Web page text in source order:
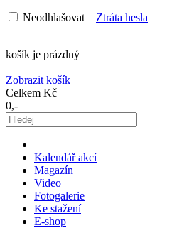
Neodhlašovat Ztráta hesla
košík je prázdný
Zobrazit košík
Celkem Kč
0,-
Kalendář akcí
Magazín
Video
Fotogalerie
Ke stažení
E-shop